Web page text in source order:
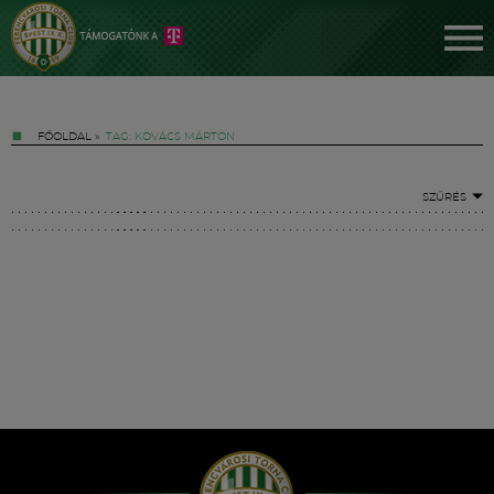
FŐOLDAL » TAG: KOVÁCS MÁRTON
SZŰRÉS
Hírek